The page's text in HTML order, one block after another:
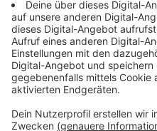
Bei der Großübung
es um die
sollen Abläufe trainiert
überprüft werden. Die
müssen z.B. Menschen
eingeschlossen sind und
Infrastruktur zu schützen.